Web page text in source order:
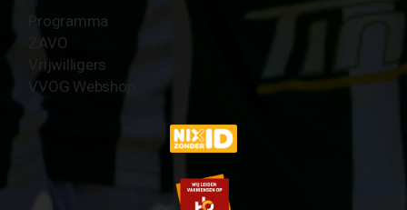
Programma
ZAVO
Vrijwilligers
VVOG Webshop